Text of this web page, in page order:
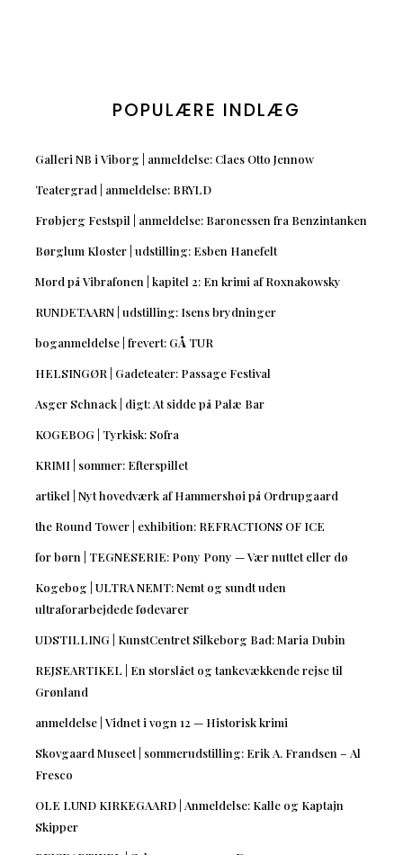
POPULÆRE INDLÆG
Galleri NB i Viborg | anmeldelse: Claes Otto Jennow
Teatergrad | anmeldelse: BRYLD
Frøbjerg Festspil | anmeldelse: Baronessen fra Benzintanken
Børglum Kloster | udstilling: Esben Hanefelt
Mord på Vibrafonen | kapitel 2: En krimi af Roxnakowsky
RUNDETAARN | udstilling: Isens brydninger
boganmeldelse | frevert: GÅ TUR
HELSINGØR | Gadeteater: Passage Festival
Asger Schnack | digt: At sidde på Palæ Bar
KOGEBOG | Tyrkisk: Sofra
KRIMI | sommer: Efterspillet
artikel | Nyt hovedværk af Hammershøi på Ordrupgaard
the Round Tower | exhibition: REFRACTIONS OF ICE
for børn | TEGNESERIE: Pony Pony — Vær nuttet eller dø
Kogebog | ULTRA NEMT: Nemt og sundt uden
ultraforarbejdede fødevarer
UDSTILLING | KunstCentret Silkeborg Bad: Maria Dubin
REJSEARTIKEL | En storslået og tankevækkende rejse til
Grønland
anmeldelse | Vidnet i vogn 12 — Historisk krimi
Skovgaard Museet | sommerudstilling: Erik A. Frandsen – Al
Fresco
OLE LUND KIRKEGAARD | Anmeldelse: Kalle og Kaptajn
Skipper